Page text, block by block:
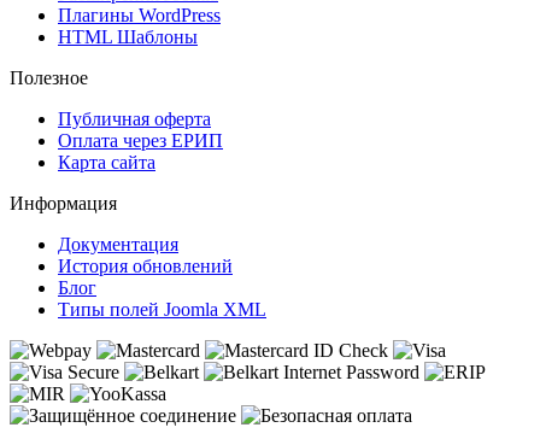
Плагины WordPress
HTML Шаблоны
Полезное
Публичная оферта
Оплата через ЕРИП
Карта сайта
Информация
Документация
История обновлений
Блог
Типы полей Joomla XML